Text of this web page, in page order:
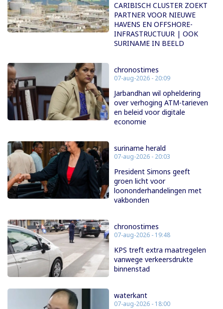
CARIBISCH CLUSTER ZOEKT
PARTNER VOOR NIEUWE
HAVENS EN OFFSHORE-
INFRASTRUCTUUR | OOK
SURINAME IN BEELD
chronostimes
07-aug-2026 - 20:09
Jarbandhan wil opheldering
over verhoging ATM-tarieven
en beleid voor digitale
economie
suriname herald
07-aug-2026 - 20:03
President Simons geeft
groen licht voor
loononderhandelingen met
vakbonden
chronostimes
07-aug-2026 - 19:48
KPS treft extra maatregelen
vanwege verkeersdrukte
binnenstad
waterkant
07-aug-2026 - 18:00